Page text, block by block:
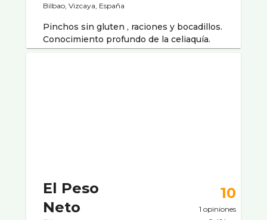
Bilbao, Vizcaya, España
Pinchos sin gluten , raciones y bocadillos.
Conocimiento profundo de la celiaquía.
El Peso
Neto
10
1 opiniones